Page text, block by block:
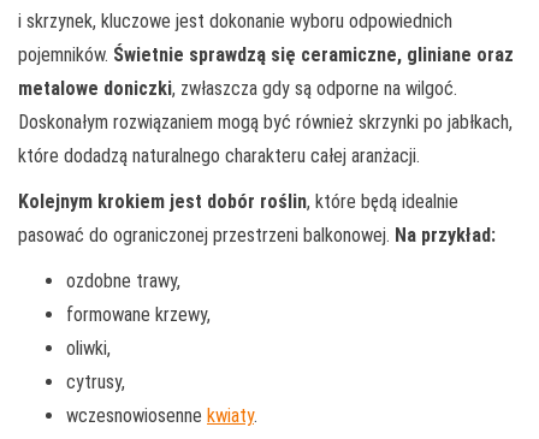
i skrzynek, kluczowe jest dokonanie wyboru odpowiednich
pojemników. Świetnie sprawdzą się ceramiczne, gliniane oraz
metalowe doniczki, zwłaszcza gdy są odporne na wilgoć.
Doskonałym rozwiązaniem mogą być również skrzynki po jabłkach,
które dodadzą naturalnego charakteru całej aranżacji.
Kolejnym krokiem jest dobór roślin, które będą idealnie
pasować do ograniczonej przestrzeni balkonowej. Na przykład:
ozdobne trawy,
formowane krzewy,
oliwki,
cytrusy,
wczesnowiosenne kwiaty.